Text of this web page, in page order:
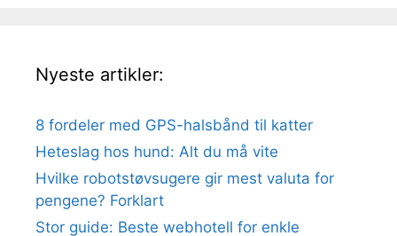
Nyeste artikler:
8 fordeler med GPS-halsbånd til katter
Heteslag hos hund: Alt du må vite
Hvilke robotstøvsugere gir mest valuta for
pengene? Forklart
Stor guide: Beste webhotell for enkle